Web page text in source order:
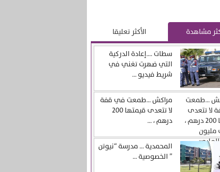
مشاهدة
الأكثر تعليقا
سطات ….إعادة الدركية
التي ضهرت تغني في
شريط فيديو ...
مراكش …طمعت في قفة
لا تتعدى قيمتها 200
درهم ، ...
المحمدية … مدرسة “نيوتن
” الخصوصية ...